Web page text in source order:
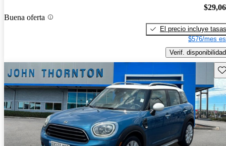
Buena oferta
El precio incluye tasas
$576/mes
Verif. disponibilidad